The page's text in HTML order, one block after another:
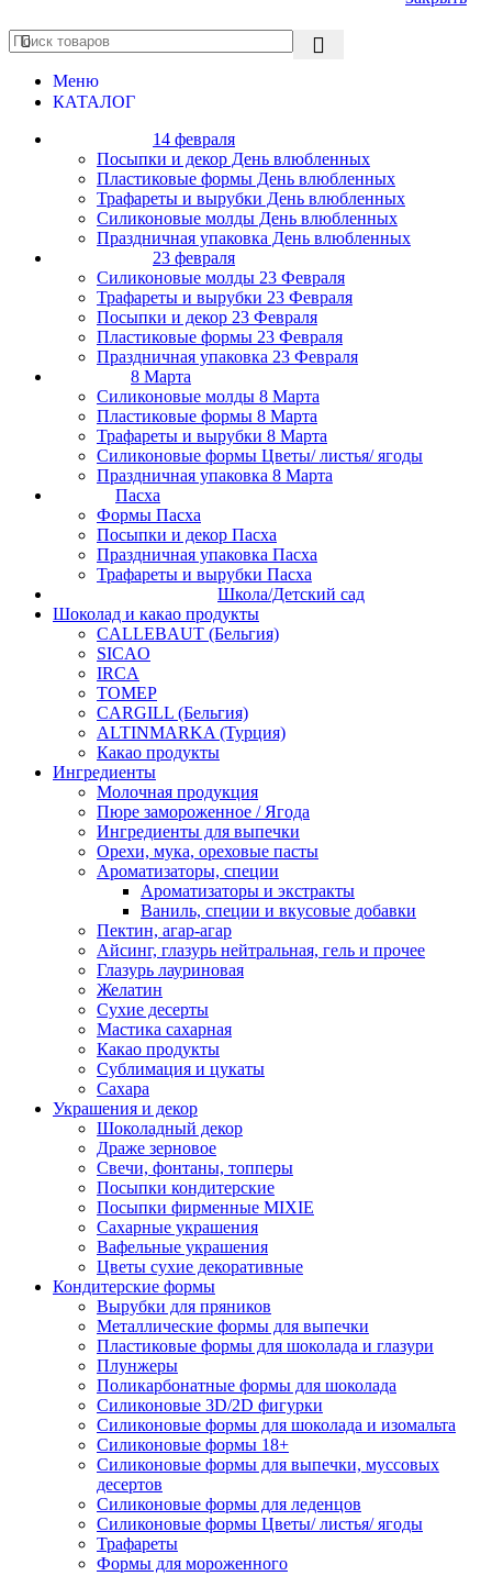
Меню
КАТАЛОГ
14 февраля
Посыпки и декор День влюбленных
Пластиковые формы День влюбленных
Трафареты и вырубки День влюбленных
Силиконовые молды День влюбленных
Праздничная упаковка День влюбленных
23 февраля
Силиконовые молды 23 Февраля
Трафареты и вырубки 23 Февраля
Посыпки и декор 23 Февраля
Пластиковые формы 23 Февраля
Праздничная упаковка 23 Февраля
8 Марта
Силиконовые молды 8 Марта
Пластиковые формы 8 Марта
Трафареты и вырубки 8 Марта
Силиконовые формы Цветы/ листья/ ягоды
Праздничная упаковка 8 Марта
Пасха
Формы Пасха
Посыпки и декор Пасха
Праздничная упаковка Пасха
Трафареты и вырубки Пасха
Школа/Детский сад
Шоколад и какао продукты
CALLEBAUT (Бельгия)
SICAO
IRCA
ТОМЕР
CARGILL (Бельгия)
ALTINMARKA (Турция)
Какао продукты
Ингредиенты
Молочная продукция
Пюре замороженное / Ягода
Ингредиенты для выпечки
Орехи, мука, ореховые пасты
Ароматизаторы, специи
Ароматизаторы и экстракты
Ваниль, специи и вкусовые добавки
Пектин, агар-агар
Айсинг, глазурь нейтральная, гель и прочее
Глазурь лауриновая
Желатин
Сухие десерты
Мастика сахарная
Какао продукты
Сублимация и цукаты
Сахара
Украшения и декор
Шоколадный декор
Драже зерновое
Свечи, фонтаны, топперы
Посыпки кондитерские
Посыпки фирменные MIXIE
Сахарные украшения
Вафельные украшения
Цветы сухие декоративные
Кондитерские формы
Вырубки для пряников
Металлические формы для выпечки
Пластиковые формы для шоколада и глазури
Плунжеры
Поликарбонатные формы для шоколада
Силиконовые 3D/2D фигурки
Силиконовые формы для шоколада и изомальта
Силиконовые формы 18+
Силиконовые формы для выпечки, муссовых
десертов
Силиконовые формы для леденцов
Силиконовые формы Цветы/ листья/ ягоды
Трафареты
Формы для мороженного